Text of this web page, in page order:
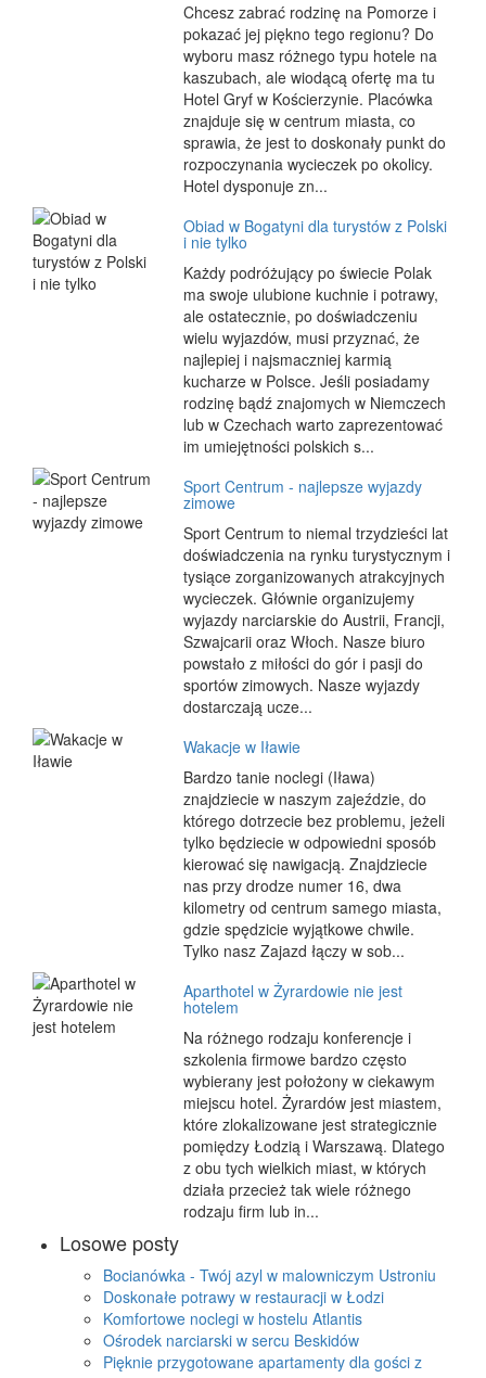
Chcesz zabrać rodzinę na Pomorze i
pokazać jej piękno tego regionu? Do
wyboru masz różnego typu hotele na
kaszubach, ale wiodącą ofertę ma tu
Hotel Gryf w Kościerzynie. Placówka
znajduje się w centrum miasta, co
sprawia, że jest to doskonały punkt do
rozpoczynania wycieczek po okolicy.
Hotel dysponuje zn...
Obiad w Bogatyni dla turystów z Polski
i nie tylko
Każdy podróżujący po świecie Polak
ma swoje ulubione kuchnie i potrawy,
ale ostatecznie, po doświadczeniu
wielu wyjazdów, musi przyznać, że
najlepiej i najsmaczniej karmią
kucharze w Polsce. Jeśli posiadamy
rodzinę bądź znajomych w Niemczech
lub w Czechach warto zaprezentować
im umiejętności polskich s...
Sport Centrum - najlepsze wyjazdy
zimowe
Sport Centrum to niemal trzydzieści lat
doświadczenia na rynku turystycznym i
tysiące zorganizowanych atrakcyjnych
wycieczek. Głównie organizujemy
wyjazdy narciarskie do Austrii, Francji,
Szwajcarii oraz Włoch. Nasze biuro
powstało z miłości do gór i pasji do
sportów zimowych. Nasze wyjazdy
dostarczają ucze...
Wakacje w Iławie
Bardzo tanie noclegi (Iława)
znajdziecie w naszym zajeździe, do
którego dotrzecie bez problemu, jeżeli
tylko będziecie w odpowiedni sposób
kierować się nawigacją. Znajdziecie
nas przy drodze numer 16, dwa
kilometry od centrum samego miasta,
gdzie spędzicie wyjątkowe chwile.
Tylko nasz Zajazd łączy w sob...
Aparthotel w Żyrardowie nie jest
hotelem
Na różnego rodzaju konferencje i
szkolenia firmowe bardzo często
wybierany jest położony w ciekawym
miejscu hotel. Żyrardów jest miastem,
które zlokalizowane jest strategicznie
pomiędzy Łodzią i Warszawą. Dlatego
z obu tych wielkich miast, w których
działa przecież tak wiele różnego
rodzaju firm lub in...
Losowe posty
Bocianówka - Twój azyl w malowniczym Ustroniu
Doskonałe potrawy w restauracji w Łodzi
Komfortowe noclegi w hostelu Atlantis
Ośrodek narciarski w sercu Beskidów
Pięknie przygotowane apartamenty dla gości z